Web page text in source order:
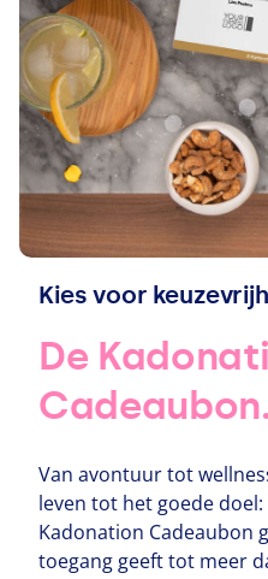
Kies voor
De
Cadeaubon.
Van avontuur tot
leven tot het goede
Kadonation Cadeaubon
toegang geeft tot meer